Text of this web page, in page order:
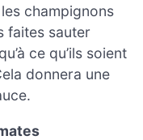
champignons
faites sauter
ce qu’ils soient
donnera une